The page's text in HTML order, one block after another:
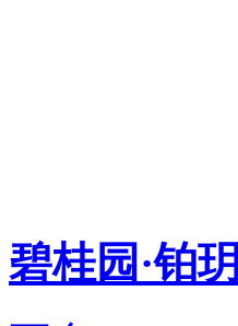
碧桂园·铂